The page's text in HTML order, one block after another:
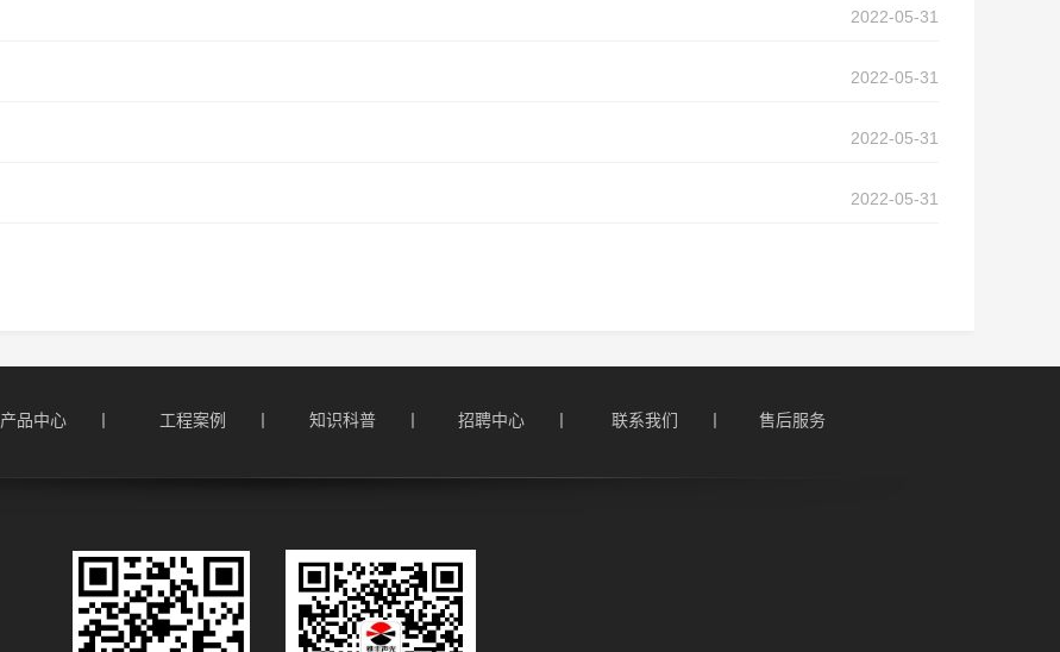
2022-05-31
2022-05-31
2022-05-31
2022-05-31
产品中心      丨 工程案例      丨 知识科普      丨 招聘中心      丨 联系我们      丨 售后服务